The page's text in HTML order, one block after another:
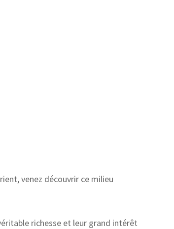
venez découvrir ce milieu
richesse et leur grand intérêt